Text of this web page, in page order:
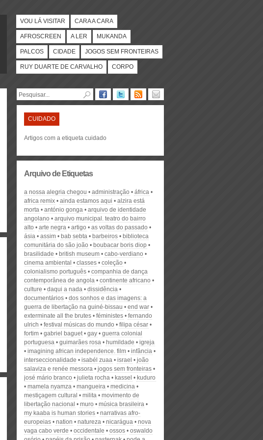
VOU LÁ VISITAR CARA A CARA
AFROSCREEN A LER MUKANDA
PALCOS CIDADE JOGOS SEM FRONTEIRAS
RUY DUARTE DE CARVALHO CORPO
CUIDADO
Artigos com a etiqueta cuidado
Arquivo de Etiquetas
a nossa alegria chegou administração
áfrica
africa remix
ainda estamos aqui
alzira está
morta
antónio gonga
arquivo de identidade
angolano
arquivo municipal. teatro do bairro
alto
arte negra artigo
as voltas do passado
ásia
assim bab sebta barbeiros
biblioteca
comunitária do são joão
boubacar boris diop
brasilidade
british museum
cabo-verdiano
cinema ambiental
classes
coleção
colonialismo português
companhia de dança
contemporânea de angola
continente africano
culture
daqui a nada
dissidência
documentários
dos sonhos e das imagens: a
guerra de libertação na guiné-bissau
end war
exterminate all the brutes
féministes
fernando
ulrich
festival músicas do mundo
filipa césar
fortim
gabriel baguet gay
guerra colonial
portuguesa
guimarães rosa humildade
igreja
imagining african independence. film
infância
interseccionalidade
isabél zuaa israel
joão
salaviza e renée messora
jogos sem fronteiras
josé mário branco
julieta rocha kassel
kuduro
mamela nyamza
mangueira
medicina
mestiçagem cultural
milita
movimento de
libertação nacional
muro
música brasileira
my kaaba is human stories
narrativas afro-
europeias
nation natureza nicarágua
nova
vaga cabo verde
occidentale ossos
oswaldo